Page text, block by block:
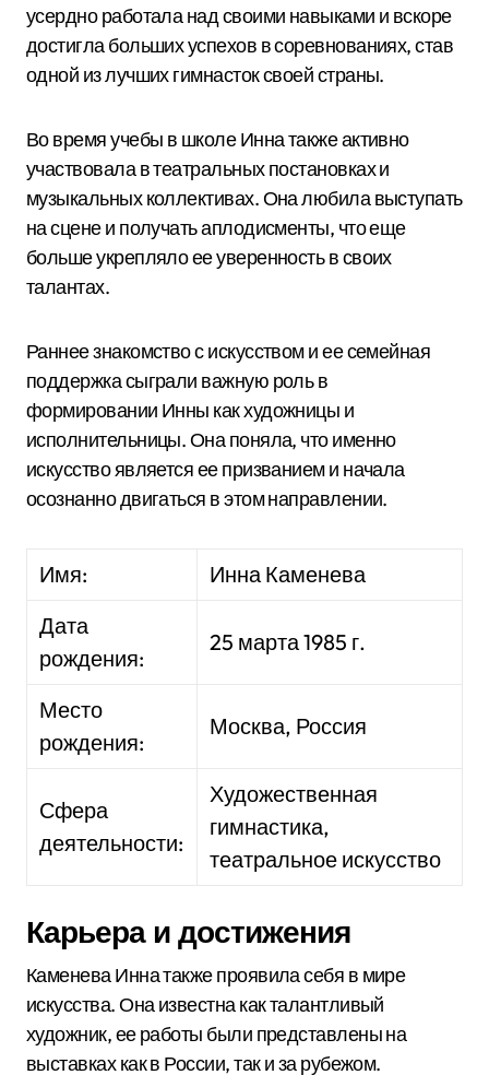
усердно работала над своими навыками и вскоре
достигла больших успехов в соревнованиях, став
одной из лучших гимнасток своей страны.
Во время учебы в школе Инна также активно
участвовала в театральных постановках и
музыкальных коллективах. Она любила выступать
на сцене и получать аплодисменты, что еще
больше укрепляло ее уверенность в своих
талантах.
Раннее знакомство с искусством и ее семейная
поддержка сыграли важную роль в
формировании Инны как художницы и
исполнительницы. Она поняла, что именно
искусство является ее призванием и начала
осознанно двигаться в этом направлении.
Имя:
Инна Каменева
Дата
рождения:
25 марта 1985 г.
Место
рождения:
Москва, Россия
Сфера
деятельности:
Художественная
гимнастика,
театральное искусство
Карьера и достижения
Каменева Инна также проявила себя в мире
искусства. Она известна как талантливый
художник, ее работы были представлены на
выставках как в России, так и за рубежом.